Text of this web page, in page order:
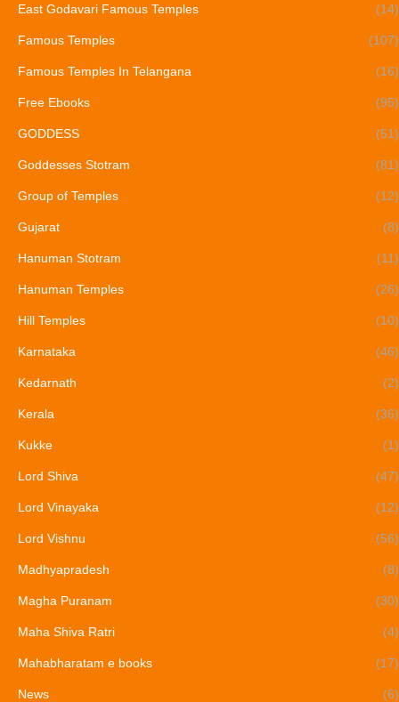
East Godavari Famous Temples (14)
Famous Temples (107)
Famous Temples In Telangana (16)
Free Ebooks (95)
GODDESS (51)
Goddesses Stotram (81)
Group of Temples (12)
Gujarat (8)
Hanuman Stotram (11)
Hanuman Temples (26)
Hill Temples (10)
Karnataka (46)
Kedarnath (2)
Kerala (36)
Kukke (1)
Lord Shiva (47)
Lord Vinayaka (12)
Lord Vishnu (56)
Madhyapradesh (8)
Magha Puranam (30)
Maha Shiva Ratri (4)
Mahabharatam e books (17)
News (6)